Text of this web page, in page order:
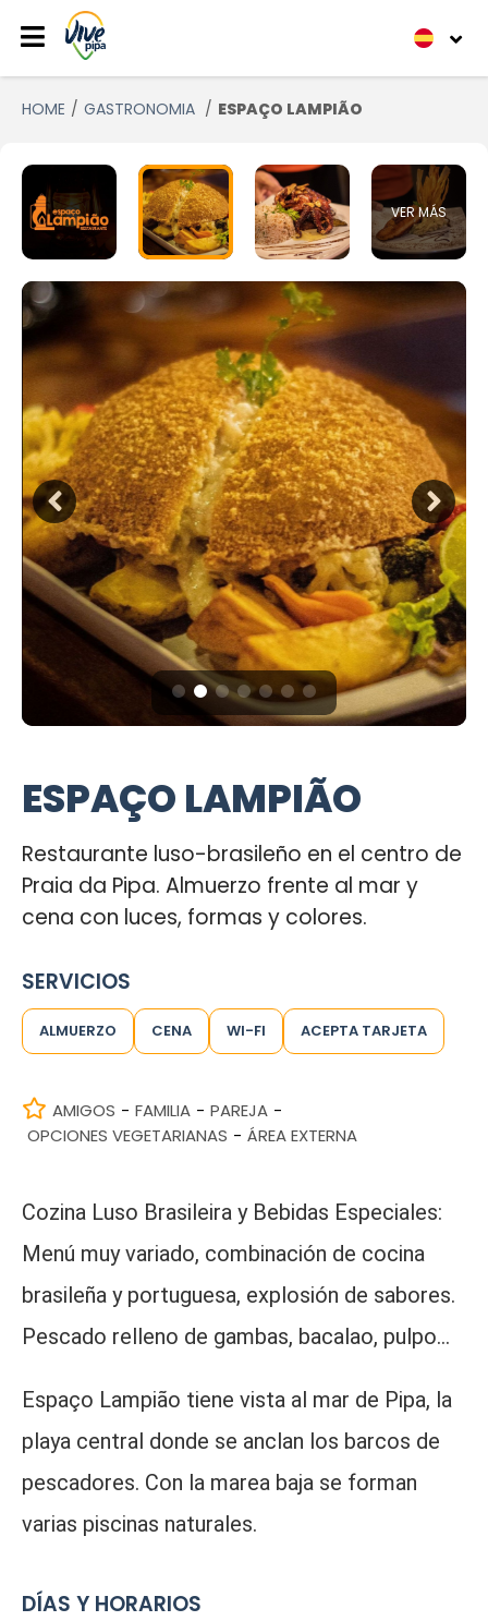
HOME GASTRONOMIA ESPAÇO LAMPIÃO
VER MÁS
ESPAÇO LAMPIÃO
Restaurante luso-brasileño en el centro de
Praia da Pipa. Almuerzo frente al mar y
cena con luces, formas y colores.
SERVICIOS
ALMUERZO CENA WI-FI ACEPTA TARJETA
AMIGOS - FAMILIA - PAREJA -
OPCIONES VEGETARIANAS - ÁREA EXTERNA
Cozina Luso Brasileira y Bebidas Especiales:
Menú muy variado, combinación de cocina
brasileña y portuguesa, explosión de sabores.
Pescado relleno de gambas, bacalao, pulpo…
Espaço Lampião tiene vista al mar de Pipa, la
playa central donde se anclan los barcos de
pescadores. Con la marea baja se forman
varias piscinas naturales.
DÍAS Y HORARIOS